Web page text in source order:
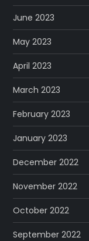
June 2023
May 2023
April 2023
March 2023
February 2023
January 2023
December 2022
November 2022
October 2022
September 2022